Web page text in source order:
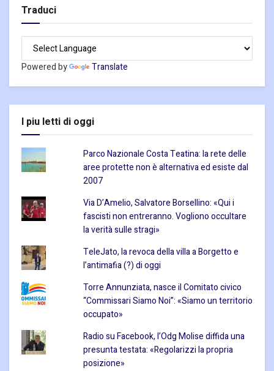
Traduci
Powered by Translate
I piu letti di oggi
Parco Nazionale Costa Teatina: la rete delle
aree protette non è alternativa ed esiste dal
2007
Via D’Amelio, Salvatore Borsellino: «Qui i
fascisti non entreranno. Vogliono occultare
la verità sulle stragi»
TeleJato, la revoca della villa a Borgetto e
l’antimafia (?) di oggi
Torre Annunziata, nasce il Comitato civico
“Commissari Siamo Noi”: «Siamo un territorio
occupato»
Radio su Facebook, l’Odg Molise diffida una
presunta testata: «Regolarizzi la propria
posizione»